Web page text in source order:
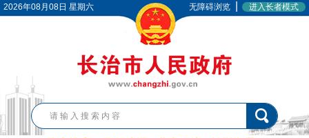
2026年08月08日 星期六 无障碍浏览 进入长者模式